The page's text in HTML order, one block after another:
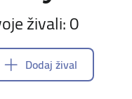
živali: 0
Dodaj žival